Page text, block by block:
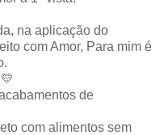
na aplicação do
com Amor, Para mim é
💛
de
com alimentos sem